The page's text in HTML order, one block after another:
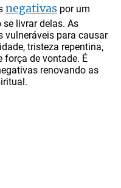
negativas por um
livrar delas. As
vulneráveis para causar
tristeza repentina,
força de vontade. É
renovando as